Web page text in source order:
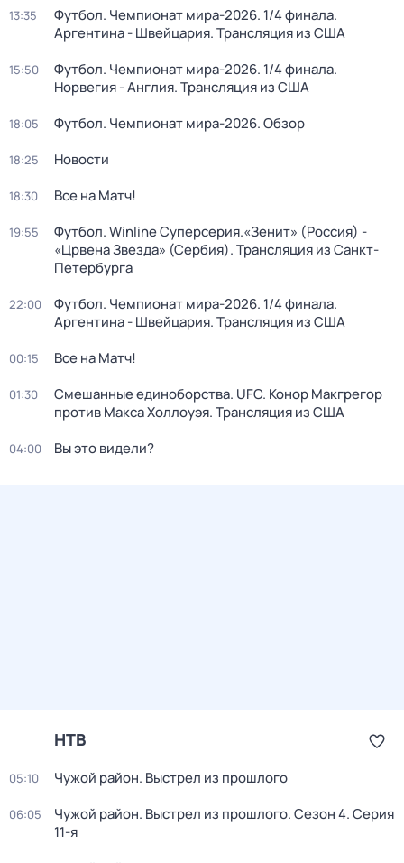
13:35
Футбол. Чемпионат мира-2026. 1/4 финала.
Аргентина - Швейцария. Трансляция из США
15:50
Футбол. Чемпионат мира-2026. 1/4 финала.
Норвегия - Англия. Трансляция из США
18:05 Футбол. Чемпионат мира-2026. Обзор
18:25 Новости
18:30 Все на Матч!
19:55
Футбол. Winline Суперсерия.«Зенит» (Россия) -
«Црвена Звезда» (Сербия). Трансляция из Санкт-
Петербурга
22:00
Футбол. Чемпионат мира-2026. 1/4 финала.
Аргентина - Швейцария. Трансляция из США
00:15 Все на Матч!
01:30
Смешанные единоборства. UFC. Конор Макгрегор
против Макса Холлоуэя. Трансляция из США
04:00 Вы это видели?
НТВ
05:10 Чужой район. Выстрел из прошлого
06:05 Чужой район. Выстрел из прошлого. Сезон 4. Серия
11-я